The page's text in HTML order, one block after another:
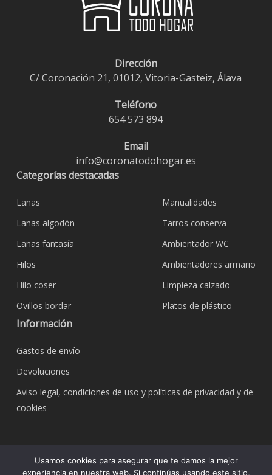
Dirección
C/ Coronación 21, 01012, Vitoria-Gasteiz, Álava
Teléfono
654 573 894
Email
info@coronatodohogar.es
Categorías destacadas
Lanas
Lanas algodón
Lanas fantasía
Hilos
Hilo coser
Ovillos bordar
Manualidades
Tarros conserva
Ambientador WC
Ambientadores armario
Limpieza calzado
Platos de plástico
Información
Gastos de envío
Devoluciones
Aviso legal, condiciones de uso y políticas de privacidad y de
cookies
© 2026 Bazar Corona Todo Hogar. Todos los
Usamos cookies para asegurar que te damos la mejor
experiencia en nuestra web. Si continúas usando este sitio,